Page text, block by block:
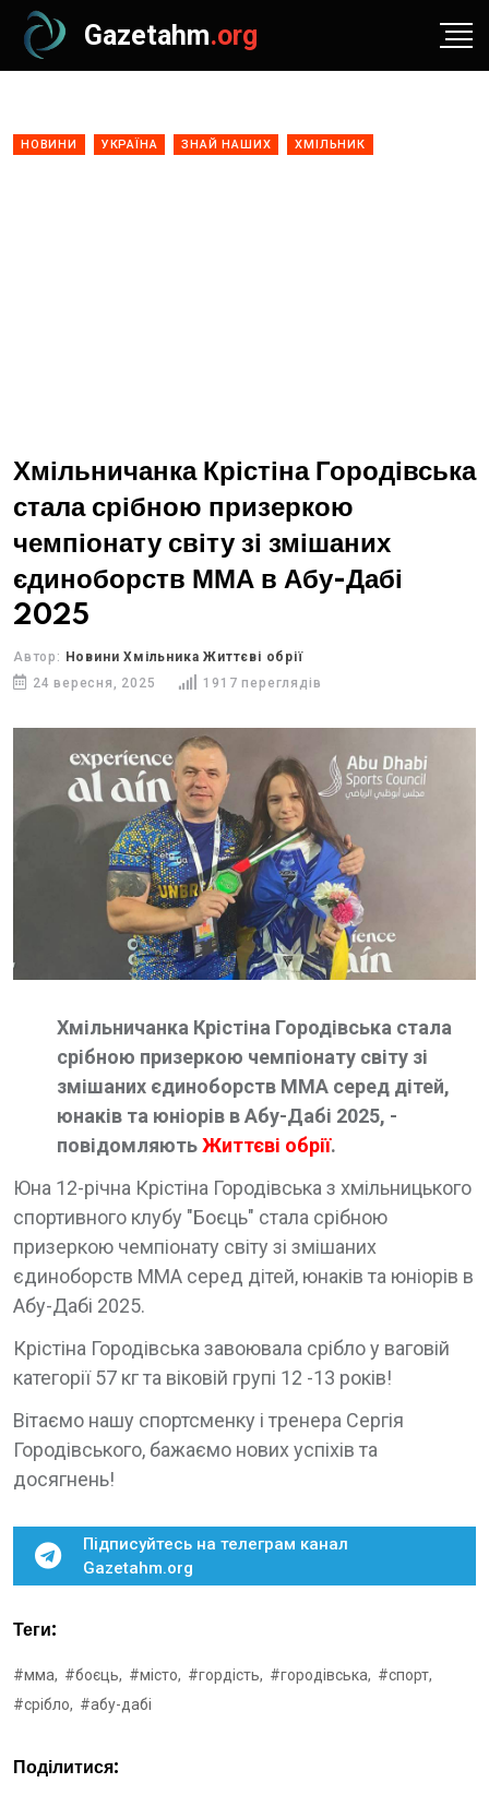
Gazetahm.org
НОВИНИ УКРАЇНА ЗНАЙ НАШИХ ХМІЛЬНИК
Хмільничанка Крістіна Городівська
стала срібною призеркою
чемпіонату світу зі змішаних
єдиноборств ММА в Абу-Дабі
2025
Автор: Новини Хмільника Життєві обрії
24 вересня, 2025
1917 переглядів
Хмільничанка Крістіна Городівська стала
срібною призеркою чемпіонату світу зі
змішаних єдиноборств ММА серед дітей,
юнаків та юніорів в Абу-Дабі 2025, -
повідомляютьЖиттєві обрії.
Юна 12-річна Крістіна Городівська з хмільницького
спортивного клубу "Боєць" стала срібною
призеркою чемпіонату світу зі змішаних
єдиноборств ММА серед дітей, юнаків та юніорів в
Абу-Дабі 2025.
Крістіна Городівська завоювала срібло у ваговій
категорії 57 кг та віковій групі 12 -13 років!
Вітаємо нашу спортсменку і тренера Сергія
Городівського, бажаємо нових успіхів та
досягнень!
Підписуйтесь на телеграм канал
Gazetahm.org
Теги:
#мма, #боєць, #місто, #гордість, #городівська, #спорт,
#срібло, #абу-дабі
Поділитися: